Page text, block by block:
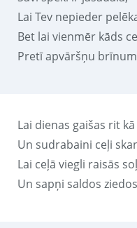
Lai Tev nepieder
Bet lai vienmēr kāds
Pretī apvāršņu
Lai dienas gaišas rit
Un sudrabaini ceļi
Lai ceļā viegli raisās
Un sapņi saldos